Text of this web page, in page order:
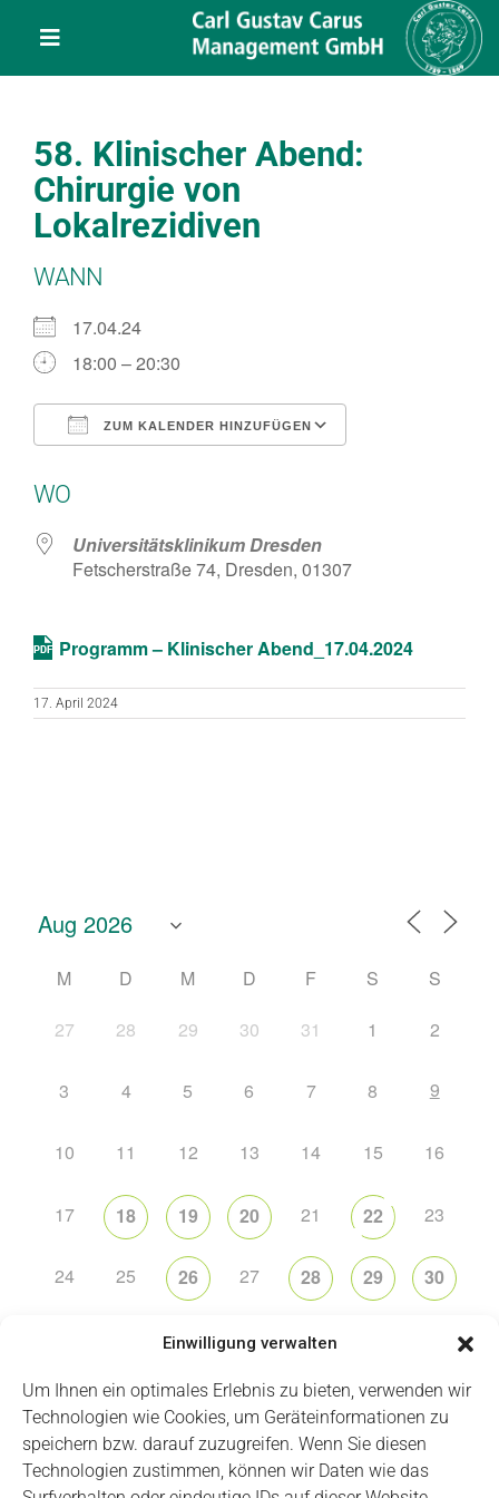
Einwilligung verwalten
Um Ihnen ein optimales Erlebnis zu bieten, verwenden wir
Technologien wie Cookies, um Geräteinformationen zu
speichern bzw. darauf zuzugreifen. Wenn Sie diesen
Technologien zustimmen, können wir Daten wie das
Toggle
Navigation
Über uns
Projekte
58. Klinischer Abend:
Chirurgie von
Lokalrezidiven
WANN
17.04.24
18:00 – 20:30
ZUM KALENDER HINZUFÜGEN
WO
Universitätsklinikum Dresden
Fetscherstraße 74, Dresden, 01307
Programm – Klinischer Abend_17.04.2024
17. April 2024
M D M D F S
S
27
28 29 30 31 1 2
3 4 5 6 7 8 9
10 11 12 13 14 15 16
17 18 19 20 21 22 23
24 25 26 27 28 29 30
2 3 4
Impressum Datenschutz Login